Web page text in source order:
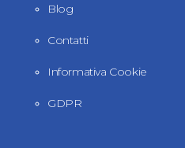
Blog
Contatti
Informativa Cookie
GDPR